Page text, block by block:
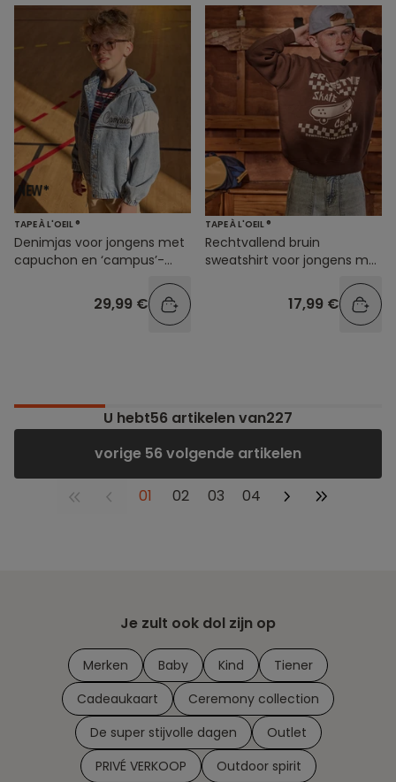
TAPE À L'OEIL ®
Denimjas voor jongens met
capuchon en ‘campus’-
29,99 €
TAPE À L'OEIL ®
Rechtvallend bruin
sweatshirt voor jongens met
17,99 €
U hebt56 artikelen van227
vorige 56 volgende artikelen
01 02 03 04
Je zult ook dol zijn op
Merken Baby Kind
Tiener
Cadeaukaart
Ceremony collection
De super stijvolle dagen
Outlet
PRIVÉ VERKOOP
Outdoor spirit